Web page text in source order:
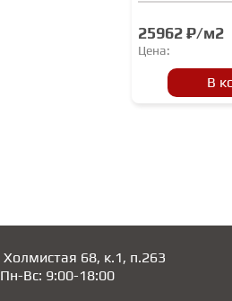
25962 ₽/м2
Цена:
В
Холмистая 68, к.1, п.263
Пн-Вс: 9:00-18:00